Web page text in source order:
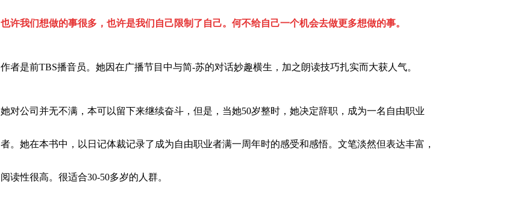
也许我们想做的事很多，也许是我们自己限制了自己。何不给自己一个机会去做更多想做的事。
作者是前TBS播音员。她因在广播节目中与简-苏的对话妙趣横生，加之朗读技巧扎实而大获人气。
她对公司并无不满，本可以留下来继续奋斗，但是，当她50岁整时，她决定辞职，成为一名自由职业
者。她在本书中，以日记体裁记录了成为自由职业者满一周年时的感受和感悟。文笔淡然但表达丰富，
阅读性很高。很适合30-50多岁的人群。